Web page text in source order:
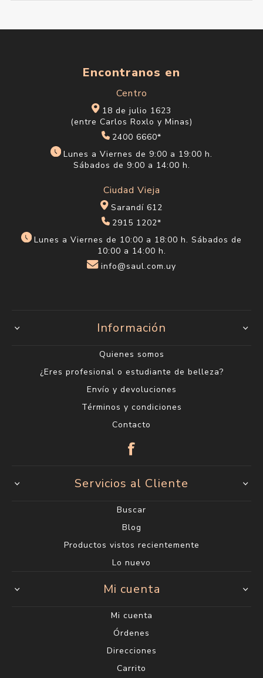
Encontranos en
Centro
18 de julio 1623
(entre Carlos Roxlo y Minas)
2400 6660*
Lunes a Viernes de 9:00 a 19:00 h.
Sábados de 9:00 a 14:00 h.
Ciudad Vieja
Sarandí 612
2915 1202*
Lunes a Viernes de 10:00 a 18:00 h. Sábados de
10:00 a 14:00 h.
info@saul.com.uy
Información
Quienes somos
¿Eres profesional o estudiante de belleza?
Envío y devoluciones
Términos y condiciones
Contacto
Servicios al Cliente
Buscar
Blog
Productos vistos recientemente
Lo nuevo
Mi cuenta
Mi cuenta
Órdenes
Direcciones
Carrito